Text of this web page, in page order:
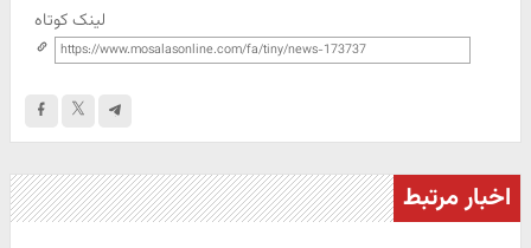
لینک کوتاه
اخبار مرتبط